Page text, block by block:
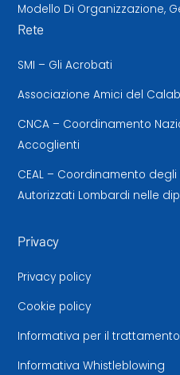
Modello Di Organizzazione,
Rete
SMI – Gli Acrobati
Associazione Amici del
CNCA – Coordinamento
Accoglienti
CEAL – Coordinamento
Autorizzati Lombardi nelle
Privacy
Privacy policy
Cookie policy
Informativa per il
Informativa Whistleblowing